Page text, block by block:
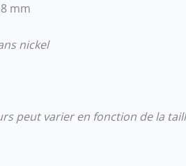
8 mm
nickel
peut varier en fonction de la